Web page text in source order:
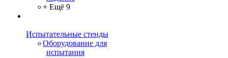
+ Ещё 9
Испытательные стенды
Оборудование для
испытания